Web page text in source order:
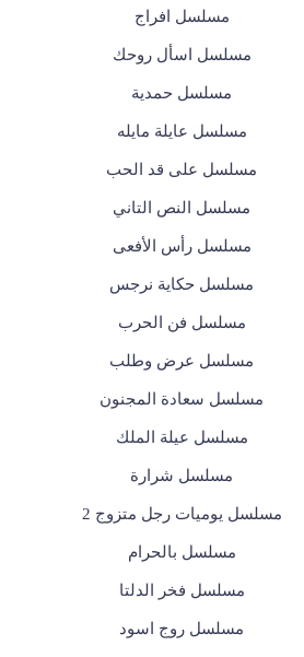
مسلسل افراج
مسلسل اسأل روحك
مسلسل حمدية
مسلسل عايلة مايله
مسلسل على قد الحب
مسلسل النص التاني
مسلسل رأس الأفعى
مسلسل حكاية نرجس
مسلسل فن الحرب
مسلسل عرض وطلب
مسلسل سعادة المجنون
مسلسل عيلة الملك
مسلسل شرارة
مسلسل يوميات رجل متزوج 2
مسلسل بالحرام
مسلسل فخر الدلتا
مسلسل روج اسود